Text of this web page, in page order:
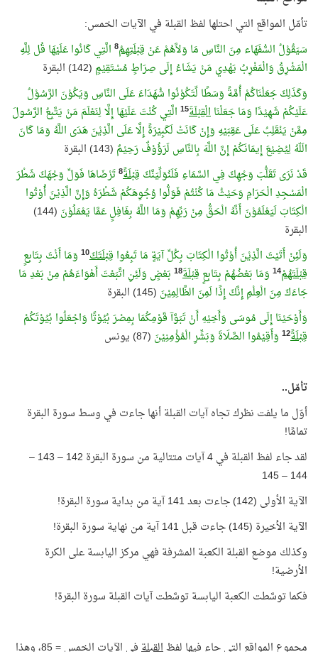
تأمّل المواقع التي احتلها لفظ القبلة في الآيات الخمس:
سَيَقُوْلُ السُّفَهَاء مِنَ النَّاسِ مَا وَلاَّهُمْ عَنْ قِبْلَتِهِمُ8 الَّتِي كَانُوا عَلَيْهَا قُل لِلَّهِ
الْمَشْرِقُ وَالْمَغْرِبُ يَهْدِي مَنْ يَشَاءُ إِلَى صِرَاطٍ مُسْتَقِيْمٍ (142) البقرة
وَكَذَلِكَ جَعَلْنَاكُمْ أُمَّةً وَسَطًا لِّتَكُوْنُوا شُهَدَاءَ عَلَى النَّاسِ وَيَكُوْنَ الرَّسُوْلُ
عَلَيْكُمْ شَهِيْدًا وَمَا جَعَلْنَاالْقِبْلَةَ15 الَّتِي كُنْتَ عَلَيْهَا إِلَّا لِنَعْلَمَ مَنْ يَتَّبِعُ الرَّسُولَ
مِمَّنْ يَنْقَلِبُ عَلَى عَقِبَيْهِ وَإِنْ كَانَتْ لَكَبِيْرَةً إِلَّا عَلَى الَّذِيْنَ هَدَى اللَّهُ وَمَا كَانَ
الَلّهُ لِيُضِيْعَ إِيمَانَكُمْ إِنَّ اللَّهَ بِالنَّاسِ لَرَؤُوْفٌ رَحِيْمٌ (143) البقرة
قَدْ نَرَى تَقَلُّبَ وَجْهِكَ فِي السَّمَاءِ فَلَنُوَلِّيَنَّكَ قِبْلَةً8 تَرْضَاهَا فَوَلِّ وَجْهَكَ شَطْرَ
الْمَسْجِدِ الْحَرَامِ وَحَيْثُ مَا كُنْتُمْ فَوَلُّوا وُجُوِهَكُمْ شَطْرَهُ وَإِنَّ الَّذِيْنَ أُوْتُوا
الْكِتَابَ لَيَعْلَمُوْنَ أَنَّهُ الْحَقُّ مِنْ رَبِّهِمْ وَمَا اللَّهُ بِغَافِلٍ عَمَّا يَعْمَلُوْنَ
(144)
البقرة
وَلَئِنْ أَتَيْتَ الَّذِيْنَ أُوْتُوا الْكِتَابَ بِكُلِّ آيَةٍ مَا تَبِعُوا قِبْلَتَكَ10 وَمَا أَنْتَ بِتَابِعٍ
قِبْلَتَهُمْ14 وَمَا بَعْضُهُمْ بِتَابِعٍ قِبْلَةَ18 بَعْضٍ وَلَئِنِ اتَّبَعْتَ أَهْوَاءَهُمْ مِنْ بَعْدِ مَا
جَاءَكَ مِنَ الْعِلْمِ إِنَّكَ إِذًا لَمِنَ الظَّالِمِيْنَ (145) البقرة
وَأَوْحَيْنَا إِلَى مُوسَى وَأَخِيْهِ أَنْ تَبَوَّآ قَوْمِكُمَا بِمِصْرَ بُيُوْتًا وَاجْعَلُوا بُيُوْتَكُمْ
قِبْلَةً12 وَأَقِيْمُوا الصَّلَاةَ وَبَشِّرِ الْمُؤْمِنِيْنَ (87) يونس
تأمّل..
أوّل ما يلفت نظرك تجاه آيات القبلة أنها جاءت في وسط سورة البقرة
تمامًا!
لقد جاء لفظ القبلة في 4 آيات متتالية من سورة البقرة 142 – 143 –
144 – 145
الآية الأولى (142) جاءت بعد 141 آية من بداية سورة البقرة!
الآية الأخيرة (145) جاءت قبل 141 آية من نهاية سورة البقرة!
وكذلك موضع القبلة الكعبة المشرفة فهي مركز اليابسة على الكرة
الأرضية!
فكما توسَّطت الكعبة اليابسة توسَّطت آيات القبلة سورة البقرة!
مجموع المواقع التي جاء فيها لفظالقبلة
في الآيات الخمس = 85، وهذا